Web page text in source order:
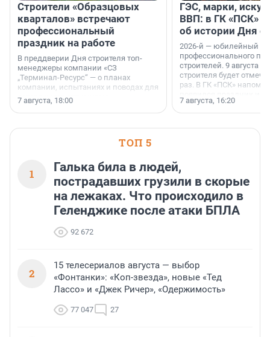
Строители «Образцовых
кварталов» встречают
профессиональный
праздник на работе
В преддверии Дня строителя топ-
менеджеры компании «СЗ
„Терминал-Ресурс“ — о планах
компании, испытаниях и поводах для
осторожного оптимизма.
7 августа, 18:00
ГЭС, марки,
ВВП: в ГК «ПСК»
об истории Дня
2026-й — юбилейный
профессионального
строителей. 9 августа
строителя будет
раз. В ГК «ПСК»
поменялась роль
7 августа, 16:20
ТОП 5
1
Галька била в людей,
пострадавших грузили в скорые
на лежаках. Что происходило в
Геленджике после атаки БПЛА
92 672
2
15 телесериалов августа — выбор
«Фонтанки»: «Коп-звезда», новые «Тед
Лассо» и «Джек Ричер», «Одержимость»
77 047 27